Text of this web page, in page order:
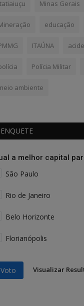
Minas Gerais
educação
ITAÚNA
Polícia Militar
ambiente
ENQUETE
a melhor capital
São Paulo
Rio de Janeiro
Belo Horizonte
Florianópolis
Voto Visualizar